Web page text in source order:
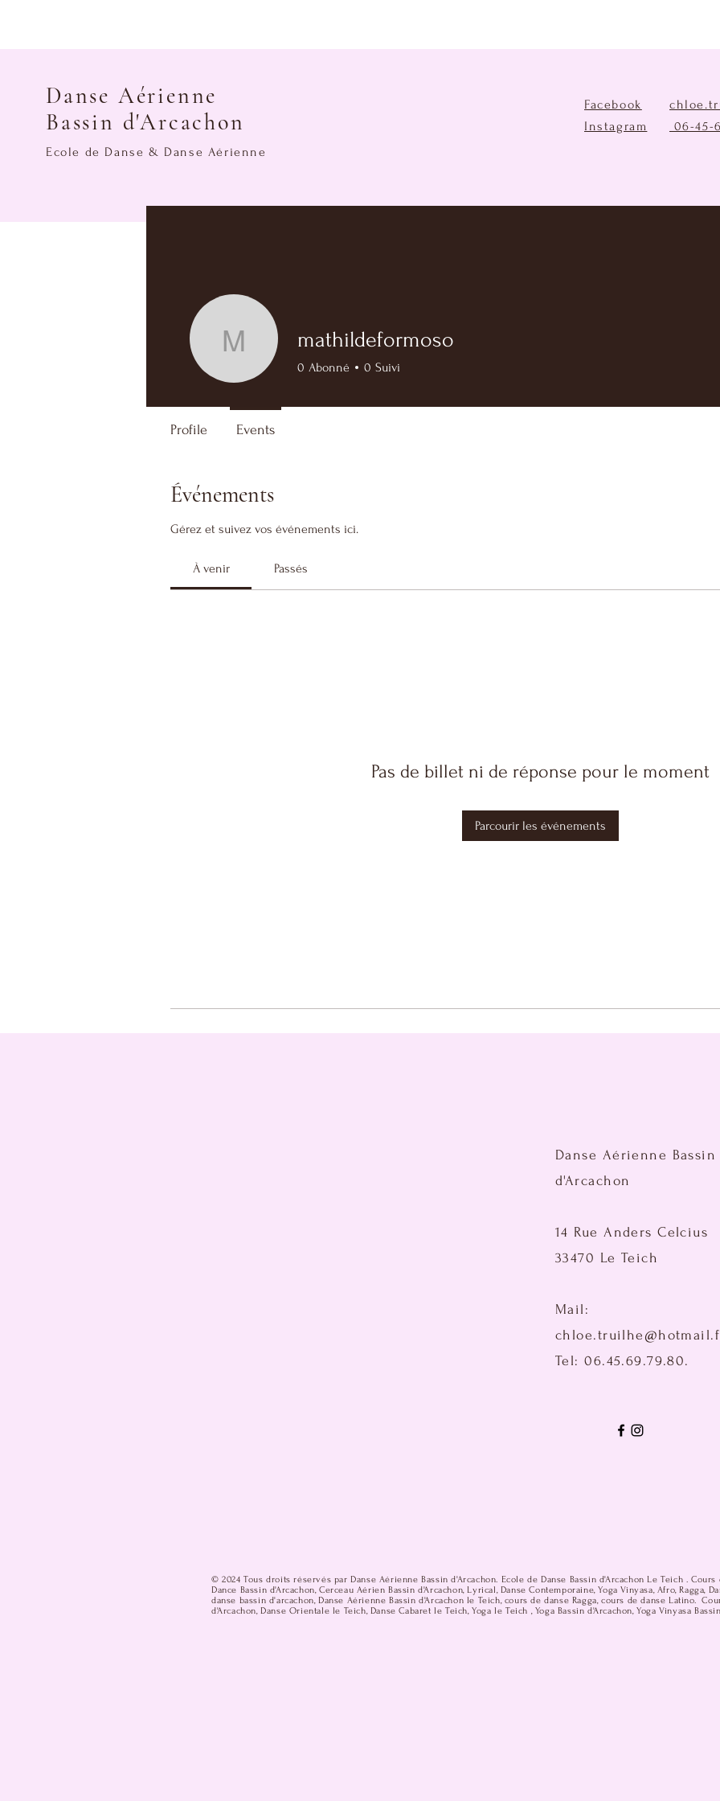
Danse Aérienne
Bassin d'Arcachon
Ecole de Danse & Danse Aérienne
Facebook
Instagram
06-45-
Événements
Gérez et suivez vos événements ici.
À venir Passés
Pas de billet ni de réponse pour le moment
Parcourir les événements
mathildeformoso
mathildeformoso
0 Abonné 0 Suivi
Profile Events
Danse Aérienne Bassin
d'Arcachon
14 Rue Anders Celcius
33470 Le Teich
Mail:
Tel: 06.45.69.79.80.
© 2024 Tous droits réservés par Danse Aérienne Bassin d'Arcachon. Ecole de Danse Bassin d'Arcachon Le Teich . Cours
Dance Bassin d'Arcachon, Cerceau Aérien Bassin d'Arcachon, Lyrical, Danse Contemporaine, Yoga Vinyasa, Afro, Ragga,
danse bassin d'arcachon, Danse Aérienne Bassin d'Arcachon le Teich, cours de danse Ragga, cours de danse Latino.
d'Arcachon, Danse Orientale le Teich, Danse Cabaret le Teich, Yoga le Teich , Yoga Bassin d'Arcachon, Yoga Vinyasa